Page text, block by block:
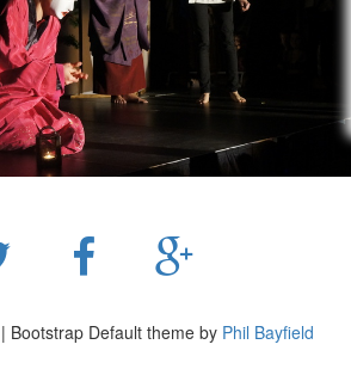
| Bootstrap Default theme by Phil Bayfield